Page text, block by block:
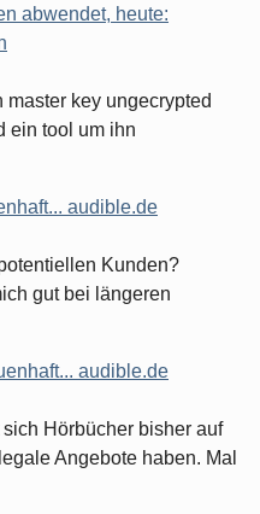
abwendet, heute:
key ungecrypted
ein tool um ihn
audible.de
Kunden?
gut bei längeren
audible.de
Hörbücher bisher auf
Angebote haben. Mal